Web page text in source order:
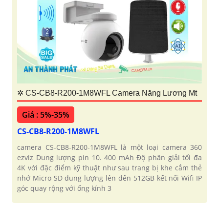
✲ CS-CB8-R200-1M8WFL Camera Năng Lương Mt
Giá : 5%-35%
CS-CB8-R200-1M8WFL
camera CS-CB8-R200-1M8WFL là một loại camera 360
ezviz Dung lượng pin 10. 400 mAh Độ phân giải tối đa
4K với đặc điểm kỹ thuật như sau trang bị khe cắm thẻ
nhớ Micro SD dung lượng lên đến 512GB kết nối Wifi IP
góc quay rộng với ống kính 3